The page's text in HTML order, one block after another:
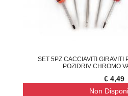
SET 5PZ CACCIAVITI GIRAVITI
POZIDRIV CHROMO
€ 4,49
Non